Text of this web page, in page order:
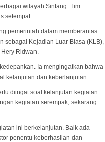
wilayah Sintang. Tim
setempat.
pemerintah dalam memberantas
sebagai Kejadian Luar Biasa (KLB),
Ridwan.
Ia mengingatkan bahwa
kelanjutan dan keberlanjutan.
diingat soal kelanjutan kegiatan.
kegiatan serempak, sekarang
ini berkelanjutan. Baik ada
penentu keberhasilan dan